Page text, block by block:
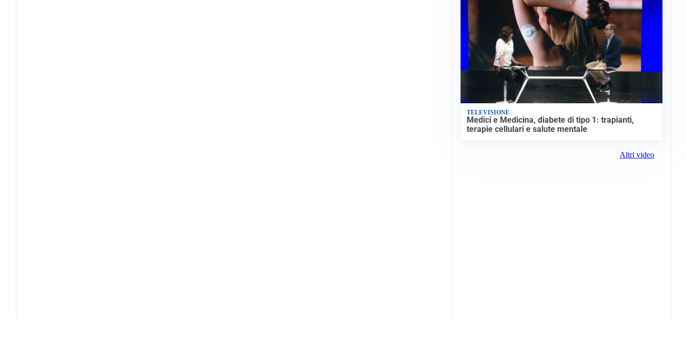
TELEVISIONE
Medici e Medicina, diabete di tipo 1: trapianti,
terapie cellulari e salute mentale
Altri video